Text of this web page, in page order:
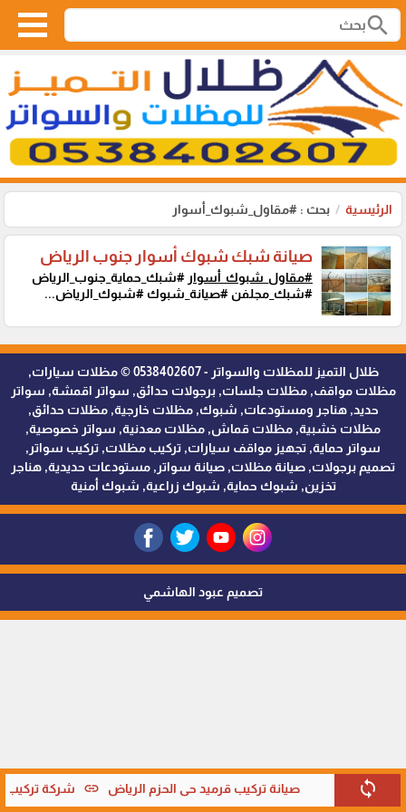
search
الرئيسية بحث : #مقاول_شبوك_أسوار
sync صيانة تركيب قرميد حي الحزم الرياض link شركة تركيب
صيانة شبك شبوك أسوار جنوب الرياض
#مقاول_شبوك_أسوار #شبك_حماية_جنوب_الرياض
#شبك_مجلفن #صيانة_شبوك #شبوك_الرياض...
ظلال التميز للمظلات والسواتر - 0538402607 © مظلات سيارات,
مظلات مواقف, مظلات جلسات, برجولات حدائق, سواتر اقمشة, سواتر
حديد, هناجر ومستودعات, شبوك, مظلات خارجية, مظلات حدائق,
مظلات خشبية, مظلات قماش, مظلات معدنية, سواتر خصوصية,
سواتر حماية, تجهيز مواقف سيارات, تركيب مظلات, تركيب سواتر,
تصميم برجولات, صيانة مظلات, صيانة سواتر, مستودعات حديدية, هناجر
تخزين, شبوك حماية, شبوك زراعية, شبوك أمنية
تصميم عبود الهاشمي